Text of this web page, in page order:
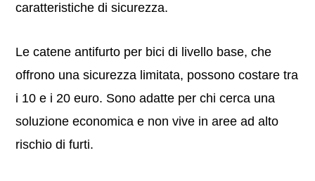
caratteristiche di sicurezza.
Le catene antifurto per bici di livello base, che
offrono una sicurezza limitata, possono costare tra
i 10 e i 20 euro. Sono adatte per chi cerca una
soluzione economica e non vive in aree ad alto
rischio di furti.